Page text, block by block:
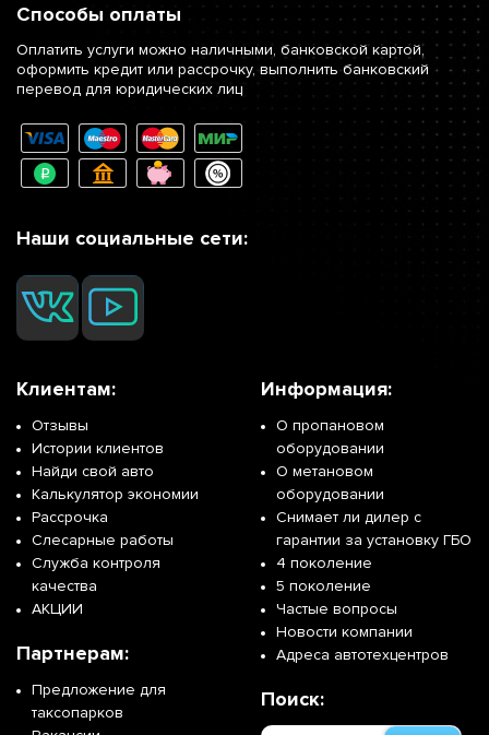
Способы оплаты
Оплатить услуги можно наличными, банковской картой,
оформить кредит или рассрочку, выполнить банковский
перевод для юридических лиц
Наши социальные сети:
Клиентам:
Отзывы
Истории клиентов
Найди свой авто
Калькулятор экономии
Рассрочка
Слесарные работы
Служба контроля
качества
АКЦИИ
Партнерам:
Предложение для
таксопарков
Информация:
О пропановом
оборудовании
О метановом
оборудовании
Снимает ли дилер с
гарантии за установку ГБО
4 поколение
5 поколение
Частые вопросы
Новости компании
Адреса автотехцентров
Поиск: